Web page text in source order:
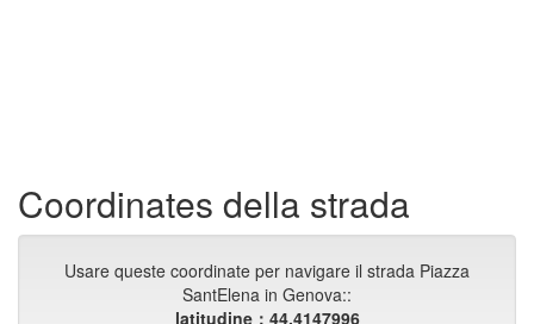
Coordinates della strada
Usare queste coordinate per navigare il strada Piazza
SantElena in Genova::
latitudine：44.4147996